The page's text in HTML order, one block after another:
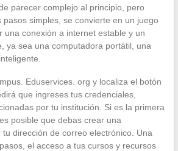
parecer complejo al principio, pero
simples, se convierte en un juego
una conexión a internet estable y un
ya sea una computadora portátil, una
Eduservices. org y localiza el botón
que ingreses tus credenciales,
por tu institución. Si es la primera
posible que debas crear una
dirección de correo electrónico. Una
el acceso a tus cursos y recursos